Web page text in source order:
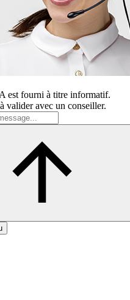
est fourni à titre informatif.
valider avec un conseiller.